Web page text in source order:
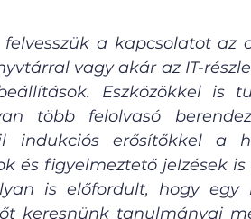
a kapcsolatot az
vagy akár az IT-
Eszközökkel is
több felolvasó
indukciós erősítőkkel a
és figyelmeztető jelzések
is előfordult, hogy egy
keresnünk tanulmányai